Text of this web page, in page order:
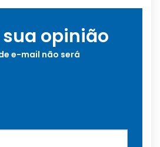
sua opinião
e-mail não será